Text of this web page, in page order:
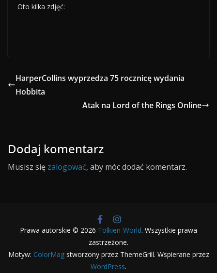
Oto kilka zdjęć:
HarperCollins wyprzedza 75 rocznicę wydania
Hobbita
Atak na Lord of the Rings Online
Dodaj komentarz
Musisz się zalogować, aby móc dodać komentarz.
Prawa autorskie © 2026 Tolkien-World. Wszystkie prawa
zastrzeżone.
Motyw: ColorMagstworzony przez ThemeGrill. Wspierane przez
WordPress.